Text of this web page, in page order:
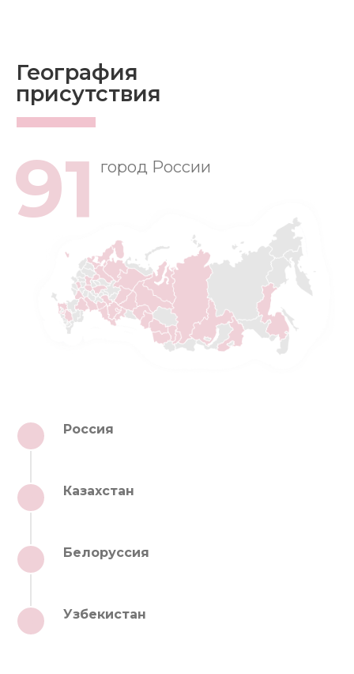
91 город России
География
присутствия
Россия
Казахстан
Белоруссия
Узбекистан